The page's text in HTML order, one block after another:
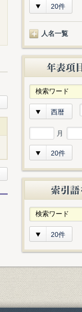
20件
人名一覧
西暦
月
20件
20件